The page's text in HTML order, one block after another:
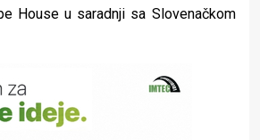
House u saradnji sa Slovenačkom